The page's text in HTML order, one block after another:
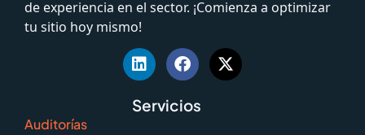
de experiencia en el sector. ¡Comienza a optimizar
tu sitio hoy mismo!
Servicios
Auditorías